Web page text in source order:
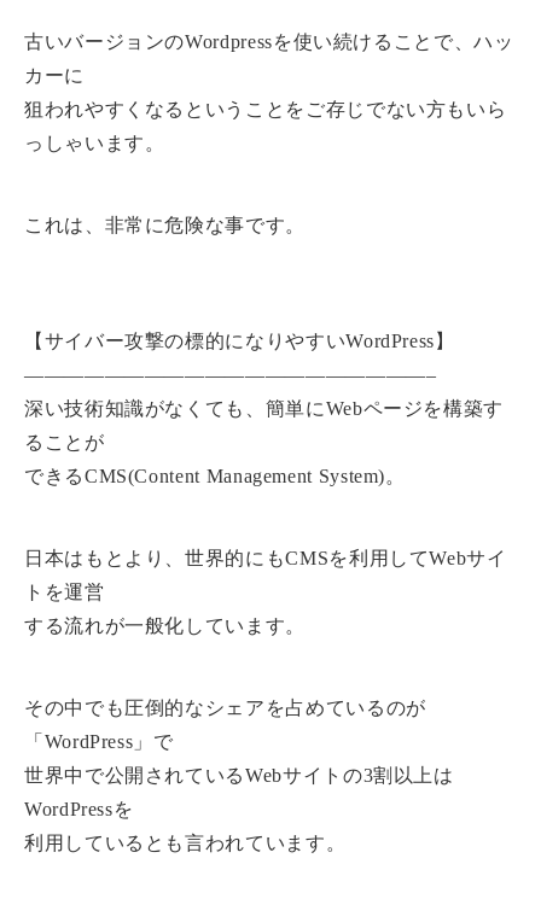
古いバージョンのWordpressを使い続けることで、ハッ
カーに
狙われやすくなるということをご存じでない方もいら
っしゃいます。
これは、非常に危険な事です。
【サイバー攻撃の標的になりやすいWordPress】
————————————————————–
深い技術知識がなくても、簡単にWebページを構築す
ることが
できるCMS(Content Management System)。
日本はもとより、世界的にもCMSを利用してWebサイ
トを運営
する流れが一般化しています。
その中でも圧倒的なシェアを占めているのが
「WordPress」で
世界中で公開されているWebサイトの3割以上は
WordPressを
利用しているとも言われています。